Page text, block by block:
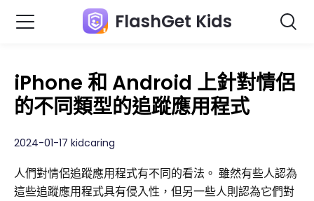
FlashGet Kids
iPhone 和 Android 上針對情侶
的不同類型的追蹤應用程式
2024-01-17 kidcaring
人們對情侶追蹤應用程式有不同的看法。 雖然有些人認為
這些追蹤應用程式具有侵入性，但另一些人則認為它們對